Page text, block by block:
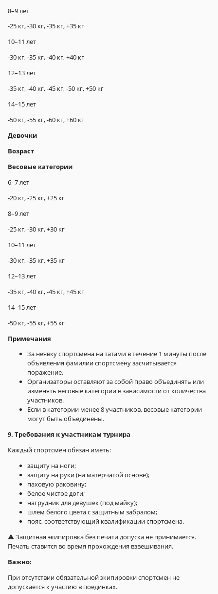
8–9 лет
-25 кг, -30 кг, -35 кг, +35 кг
10–11 лет
-30 кг, -35 кг, -40 кг, +40 кг
12–13 лет
-35 кг, -40 кг, -45 кг, -50 кг, +50 кг
14–15 лет
-50 кг, -55 кг, -60 кг, +60 кг
Девочки
Возраст
Весовые категории
6–7 лет
-20 кг, -25 кг, +25 кг
8–9 лет
-25 кг, -30 кг, +30 кг
10–11 лет
-30 кг, -35 кг, +35 кг
12–13 лет
-35 кг, -40 кг, -45 кг, +45 кг
14–15 лет
-50 кг, -55 кг, +55 кг
Примечания
За неявку спортсмена на татами в течение 1 минуты после
объявления фамилии спортсмену засчитывается
поражение.
Организаторы оставляют за собой право объединять или
изменять весовые категории в зависимости от количества
участников.
Если в категории менее 8 участников, весовые категории
могут быть объединены.
9. Требования к участникам турнира
Каждый спортсмен обязан иметь:
защиту на ноги;
защиту на руки (на матерчатой основе);
паховую раковину;
белое чистое доги;
нагрудник для девушек (под майку);
шлем белого цвета с защитным забралом;
пояс, соответствующий квалификации спортсмена.
⚠️ Защитная экипировка без печати допуска не принимается.
Печать ставится во время прохождения взвешивания.
Важно:
При отсутствии обязательной экипировки спортсмен не
допускается к участию в поединках.